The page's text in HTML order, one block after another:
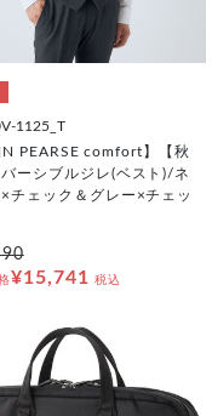
1125_T
PEARSE comfort】【秋
ーシブルジレ(ベスト)/ネ
チェック＆グレー×チェッ
¥15,741 税込